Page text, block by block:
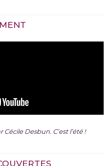
Cécile Desbun. C’est l’été !